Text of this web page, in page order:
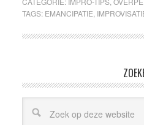
TAGS: EMANCIPATIE